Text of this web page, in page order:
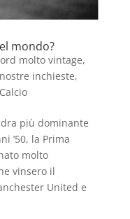
mondo?
molto vintage,
inchieste,
più dominante
’50, la Prima
molto
vinsero il
United e